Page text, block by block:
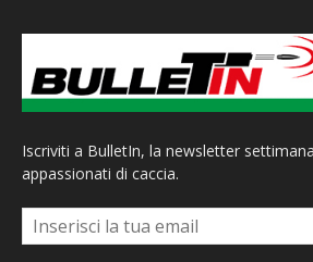
Iscriviti a BulletIn, la newsletter
appassionati di caccia.